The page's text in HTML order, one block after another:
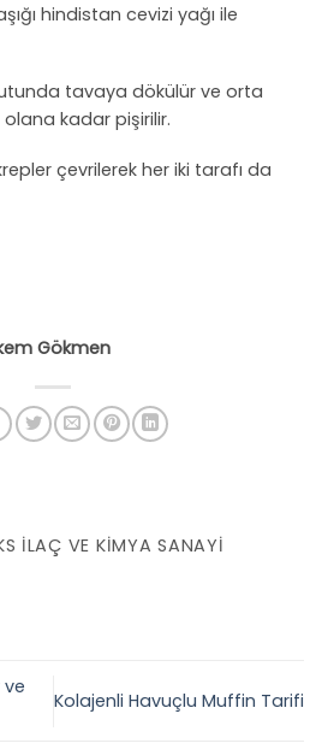
hindistan cevizi yağı ile
tavaya dökülür ve orta
olana kadar pişirilir.
çevrilerek her iki tarafı da
Gökmen
İLAÇ VE KIMYA SANAYI
ve
Kolajenli Havuçlu Muffin Tarifi